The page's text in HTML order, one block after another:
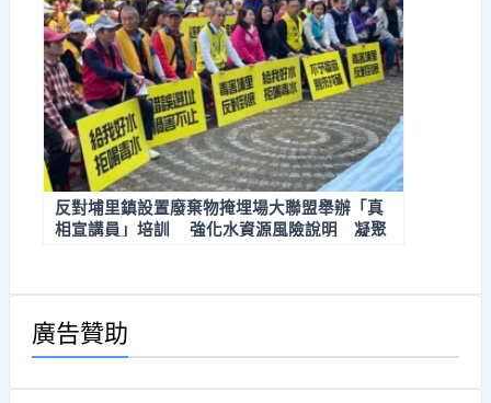
反對埔里鎮設置廢棄物掩埋場大聯盟舉辦「真
相宣講員」培訓 強化水資源風險說明 凝聚
廣告贊助